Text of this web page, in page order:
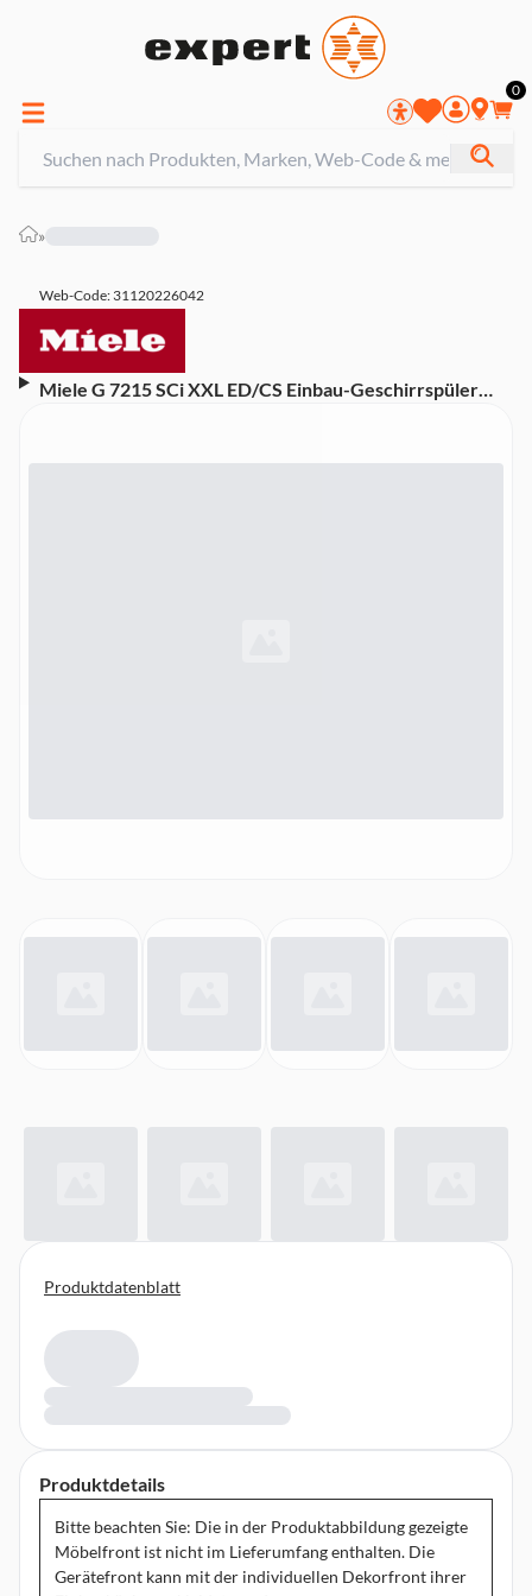
0
»
Web-Code: 31120226042
Miele G 7215 SCi XXL ED/CS Einbau-Geschirrspüler
Produktdetails
Bitte beachten Sie: Die in der Produktabbildung gezeigte
Möbelfront ist nicht im Lieferumfang enthalten. Die
Gerätefront kann mit der individuellen Dekorfront ihrer
Produktdatenblatt